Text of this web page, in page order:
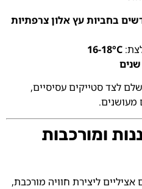
16-18°C
לצד סטייקים עסיסיים,
מעושנים.
ומורכבות
אציליים ליצירת חוויה מורכבת,